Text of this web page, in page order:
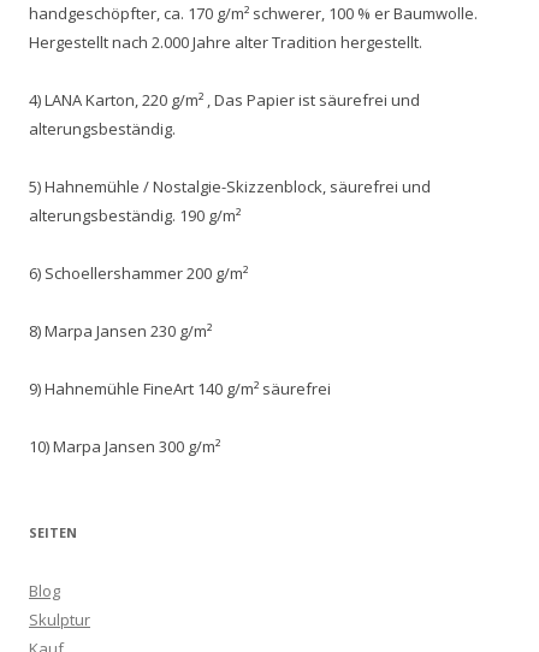
handgeschöpfter, ca. 170 g/m² schwerer, 100 % er Baumwolle.
Hergestellt nach 2.000 Jahre alter Tradition hergestellt.
4) LANA Karton, 220 g/m² , Das Papier ist säurefrei und
alterungsbeständig.
5) Hahnemühle / Nostalgie-Skizzenblock, säurefrei und
alterungsbeständig. 190 g/m²
6) Schoellershammer 200 g/m²
8) Marpa Jansen 230 g/m²
9) Hahnemühle FineArt 140 g/m² säurefrei
10) Marpa Jansen 300 g/m²
SEITEN
Blog
Skulptur